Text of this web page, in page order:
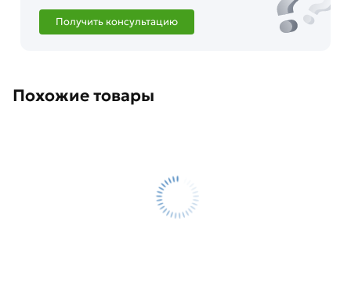
Получить консультацию
Похожие товары